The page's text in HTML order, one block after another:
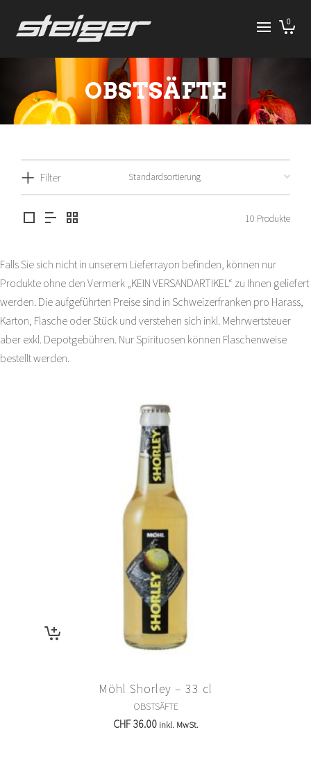
0
OBSTSÄFTE
Filter
10 Produkte
Falls Sie sich nicht in unserem Lieferrayon befinden, können nur
Produkte ohne den Vermerk „KEIN VERSANDARTIKEL“ zu Ihnen geliefert
werden. Die aufgeführten Preise sind in Schweizerfranken pro Harass,
Karton, Flasche oder Stück und verstehen sich inkl. Mehrwertsteuer
aber exkl. Depotgebühren. Nur Spirituosen können Flaschenweise
bestellt werden.
Möhl Shorley – 33 cl
OBSTSÄFTE
CHF36.00 inkl. MwSt.